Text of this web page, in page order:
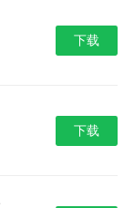
下载
下载